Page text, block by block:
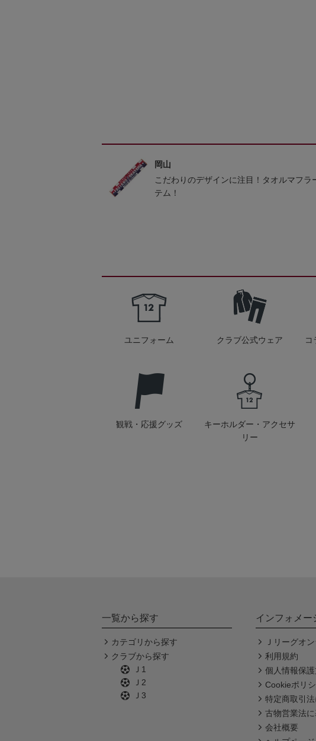
岡山
こだわりのデザインに注目！タオルマフラ
テム！
ユニフォーム クラブ公式ウェア
コ
観戦・応援グッズ
キーホルダー・アクセサ
リー
一覧から探す
カテゴリから探す
クラブから探す
Ｊ1
Ｊ2
Ｊ3
インフォメー
Ｊリーグオ
利用規約
個人情報保
Cookieポリ
特定商取引
古物営業法
会社概要